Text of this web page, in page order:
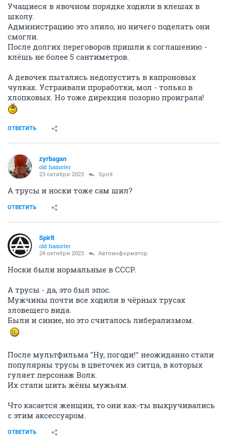
Учащиеся в явочном порядке ходили в клешах в
школу.
Администрацию это злило, но ничего поделать они
смогли.
После долгих переговоров пришли к соглашению -
клёшь не более 5 сантиметров.
А девочек пытались недопустить в капроновых
чулках. Устраивали проработки, мол - только в
хлопковых. Но тоже дирекция позорно проиграла!
ОТВЕТИТЬ
zyrbagan
old hamster
23 октября 2023 Spirit
А трусы и носки тоже сам шил?
ОТВЕТИТЬ
Spirit
old hamster
24 октября 2023 Автоинформатор
Носки были нормальные в СССР.
А трусы - да, это был эпос.
Мужчины почти все ходили в чёрных трусах
зловещего вида.
Были и синие, но это считалось либерализмом.
После мультфильма "Ну, погоди!" неожиданно стали
популярны трусы в цветочек из ситца, в которых
гуляет персонаж Волк.
Их стали шить жёны мужьям.
Что касается женщин, то они как-ты выкручивались
с этим аксессуаром.
ОТВЕТИТЬ